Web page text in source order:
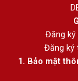
Đăng ký
Đăng ký
1. Bảo mật